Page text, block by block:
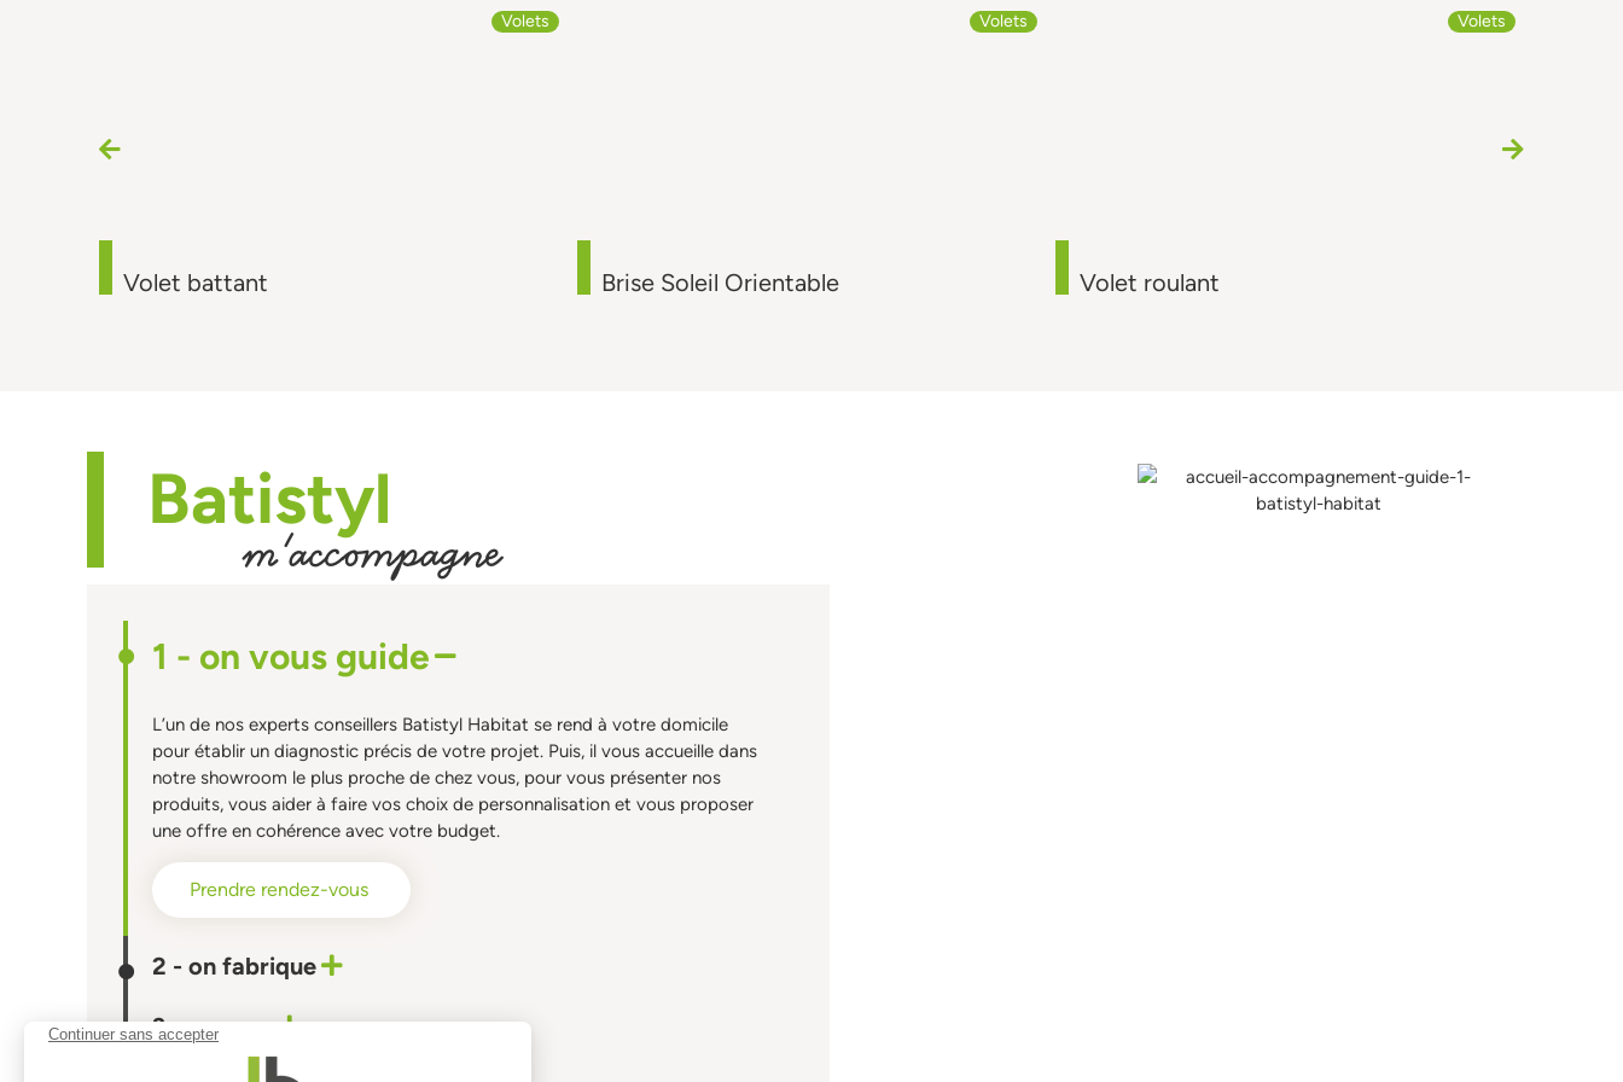
Volet battant
Volets
Brise Soleil Orientable
Volets
Volet roulant
Volets
Batistyl
m'accompagne
1 - on vous guide
L’un de nos experts conseillers Batistyl Habitat se rend à votre domicile
pour établir un diagnostic précis de votre projet. Puis, il vous accueille dans
notre showroom le plus proche de chez vous, pour vous présenter nos
produits, vous aider à faire vos choix de personnalisation et vous proposer
une offre en cohérence avec votre budget.
Prendre rendez-vous
2 - on fabrique
3 - on pose